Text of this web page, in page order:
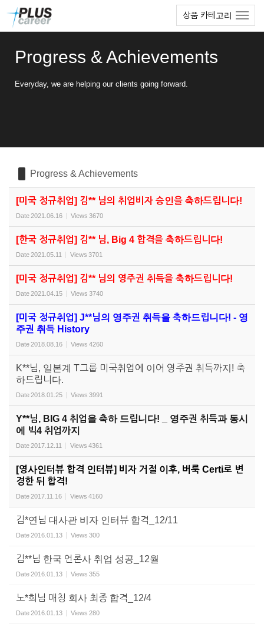
상품 카테고리
Progress & Achievements
Everyday, we are helping our clients going forward.
Progress & Achievements
[미국 정규취업] 김** 님의 취업비자 승인을 축하드립니다!
Date2021.06.16 Views 3670
[한국 정규취업] 김** 님, Big 4 합격을 축하드립니다!
Date2021.05.11 Views 3701
[미국 정규취업] 김** 님의 영주권 취득을 축하드립니다!
Date2021.04.15 Views 3740
[미국 정규취업] J**님의 영주권 취득을 축하드립니다! - 영
주권 취득 History
Date2018.08.16 Views 4260
K**님, 일본계 T그룹 미국취업에 이어 영주권 취득까지! 축
하드립니다.
Date2018.01.25 Views 3991
Y**님, BIG 4 취업을 축하 드립니다! _ 영주권 취득과 동시
에 빅4 취업까지
Date2017.12.11 Views 4361
[영사인터뷰 합격 인터뷰] 비자 거절 이후, 버룩 Certi로 변
경한 뒤 합격!
Date2017.11.16 Views 4160
김*연님 대사관 비자 인터뷰 합격_12/11
Date2016.01.13 Views 300
김**님 한국 언론사 취업 성공_12월
Date2016.01.13 Views 355
노*희님 매칭 회사 최종 합격_12/4
Date2016.01.13 Views 280